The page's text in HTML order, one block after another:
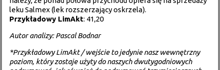
leku Salmex (lek rozszerzający oskrzela).
Przykładowy LimAkt: 41,20
Autor analizy: Pascal Bodnar
*Przykładowy LimAkt / wejście to jedynie nasz wewnętrzny
poziom, który zostaje użyty do naszych dwutygodniowych